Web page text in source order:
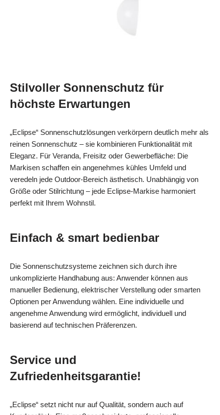
Stilvoller Sonnenschutz für
höchste Erwartungen
„Eclipse“ Sonnenschutzlösungen verkörpern deutlich mehr als
reinen Sonnenschutz – sie kombinieren Funktionalität mit
Eleganz. Für Veranda, Freisitz oder Gewerbefläche: Die
Markisen schaffen ein angenehmes kühles Umfeld und
veredeln jede Outdoor-Bereich ästhetisch. Unabhängig von
Größe oder Stilrichtung – jede Eclipse-Markise harmoniert
perfekt mit Ihrem Wohnstil.
Einfach & smart bedienbar
Die Sonnenschutzsysteme zeichnen sich durch ihre
unkomplizierte Handhabung aus: Anwender können aus
manueller Bedienung, elektrischer Verstellung oder smarten
Optionen per Anwendung wählen. Eine individuelle und
angenehme Anwendung wird ermöglicht, individuell und
basierend auf technischen Präferenzen.
Service und
Zufriedenheitsgarantie!
„Eclipse“ setzt nicht nur auf Qualität, sondern auch auf